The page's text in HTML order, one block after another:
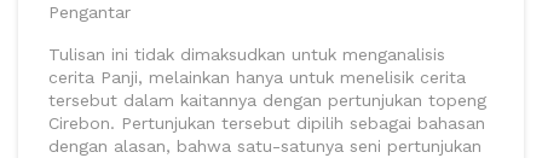
Pengantar
Tulisan ini tidak dimaksudkan untuk menganalisis
cerita Panji, melainkan hanya untuk menelisik cerita
tersebut dalam kaitannya dengan pertunjukan topeng
Cirebon. Pertunjukan tersebut dipilih sebagai bahasan
dengan alasan, bahwa satu-satunya seni pertunjukan